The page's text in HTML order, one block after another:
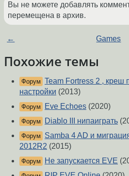
Вы не можете добавлять
перемещена в архив.
← Games
Похожие темы
Форум Team Fortress 2 , креш
настройки (2013)
Форум Eve Echoes (2020)
Форум Diablo III нипаиграть
Форум
Samba 4 AD и
2012R2 (2015)
Форум Не запускается EVE